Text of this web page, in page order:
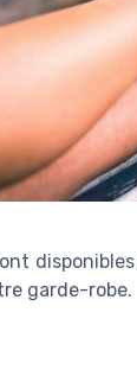
garde-robe.